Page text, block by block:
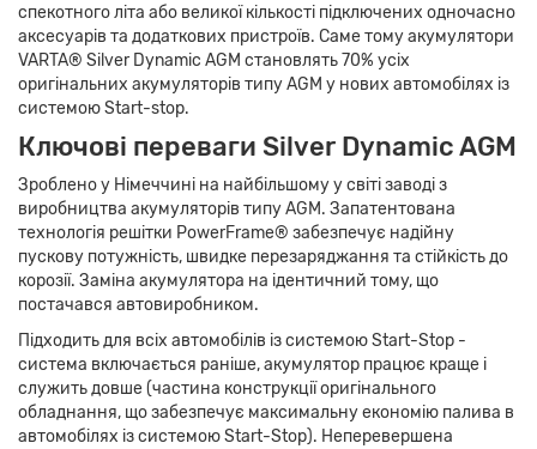
спекотного літа або великої кількості підключених одночасно
аксесуарів та додаткових пристроїв. Саме тому акумулятори
VARTA® Silver Dynamic AGM становлять 70% усіх
оригінальних акумуляторів типу AGM у нових автомобілях із
системою Start-stop.
Ключові переваги Silver Dynamic AGM
Зроблено у Німеччині на найбільшому у світі заводі з
виробництва акумуляторів типу AGM. Запатентована
технологія решітки PowerFrame® забезпечує надійну
пускову потужність, швидке перезаряджання та стійкість до
корозії. Заміна акумулятора на ідентичний тому, що
постачався автовиробником.
Підходить для всіх автомобілів із системою Start-Stop -
система включається раніше, акумулятор працює краще і
служить довше (частина конструкції оригінального
обладнання, що забезпечує максимальну економію палива в
автомобілях із системою Start-Stop). Неперевершена